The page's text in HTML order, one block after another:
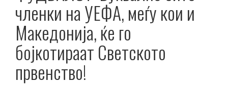
членки на УЕФА, меѓу кои и
Македонија, ќе го
бојкотираат Светското
првенство!